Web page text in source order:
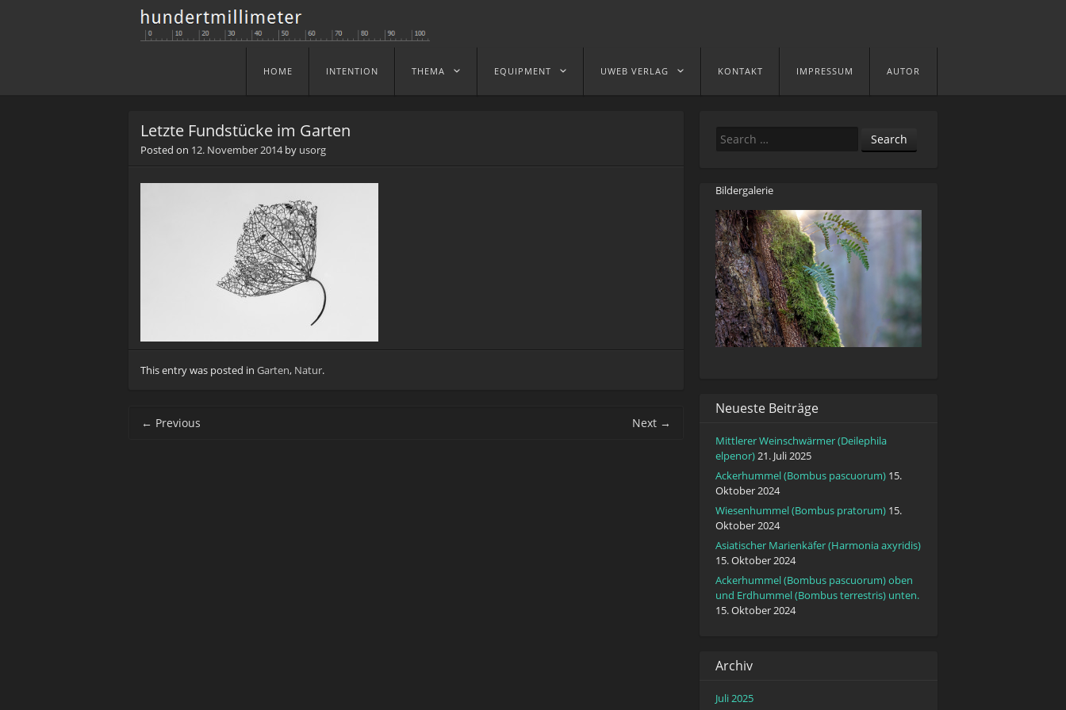
Menu
Skip to content
HOME INTENTION THEMA EQUIPMENT UWEB VERLAG KONTAKT IMPRESSUM AUTOR
Letzte Fundstücke im Garten
Posted on 12. November 2014by usorg
This entry was posted in Garten, Natur.
Post navigation
← Previous Next →
Search
Bildergalerie
Neueste Beiträge
Mittlerer Weinschwärmer (Deilephila
elpenor)21. Juli 2025
Ackerhummel (Bombus pascuorum) 15.
Oktober 2024
Wiesenhummel (Bombus pratorum) 15.
Oktober 2024
Asiatischer Marienkäfer (Harmonia axyridis)
15. Oktober 2024
Ackerhummel (Bombus pascuorum) oben
und Erdhummel (Bombus terrestris) unten.
15. Oktober 2024
Archiv
Juli 2025